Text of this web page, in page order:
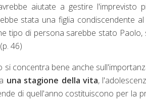
aiutate a gestire l'imprevisto
stata una figlia condiscendente
tipo di persona sarebbe stato
46)
si concentra bene anche
una stagione della vita,
di quell'anno costituiscono per la